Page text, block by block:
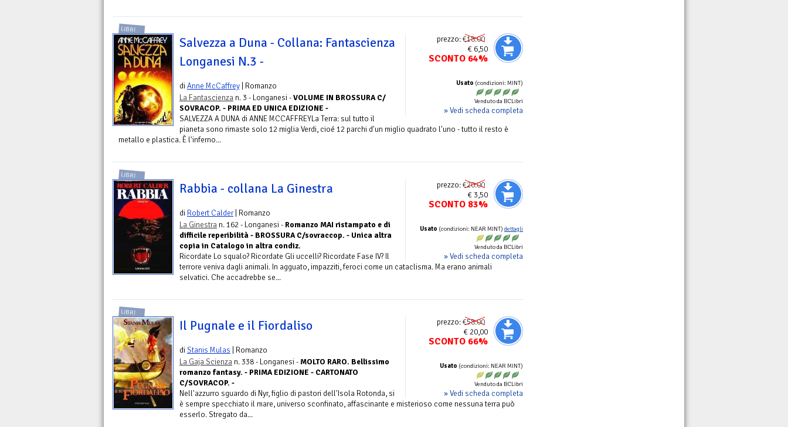
prezzo:€18.00
€ 6,50
SCONTO 64%
Usato (condizioni: MINT)
Venduto da BCLibri
» Vedi scheda completa
LIBRI
Salvezza a Duna - Collana: Fantascienza
Longanesi N.3 -
diAnne McCaffrey | Romanzo
La Fantascienza n. 3 - Longanesi -VOLUME IN BROSSURA C/
SOVRACOP. - PRIMA ED UNICA EDIZIONE -
SALVEZZA A DUNA di ANNE MCCAFFREYLa Terra: sul tutto il
pianeta sono rimaste solo 12 miglia Verdi, cioé 12 parchi d'un miglio quadrato l'uno - tutto il resto è
metallo e plastica. È l'inferno...
prezzo:€20.00
€ 3,50
SCONTO 83%
Usato (condizioni: NEAR MINT) dettagli
Venduto da BCLibri
» Vedi scheda completa
LIBRI
Rabbia - collana La Ginestra
di Robert Calder| Romanzo
La Ginestra n. 162 - Longanesi - Romanzo MAI ristampato e di
difficile reperibilità - BROSSURA C/sovraccop. - Unica altra
copia in Catalogo in altra condiz.
Ricordate Lo squalo? Ricordate Gli uccelli? Ricordate Fase IV? Il
terrore veniva dagli animali. In agguato, impazziti, feroci come un cataclisma. Ma erano animali
selvatici. Che accadrebbe se...
prezzo:€58.00
€ 20,00
SCONTO 66%
Usato (condizioni: NEAR MINT)
Venduto da BCLibri
» Vedi scheda completa
LIBRI
Il Pugnale e il Fiordaliso
diStanis Mulas | Romanzo
La Gaja Scienza n. 338 - Longanesi - MOLTO RARO. Bellissimo
romanzo fantasy. - PRIMA EDIZIONE - CARTONATO
C/SOVRACOP. -
Nell'azzurro sguardo di Nyr, figlio di pastori dell'Isola Rotonda, si
è sempre specchiato il mare, universo sconfinato, affascinante e misterioso come nessuna terra può
esserlo. Stregato da...